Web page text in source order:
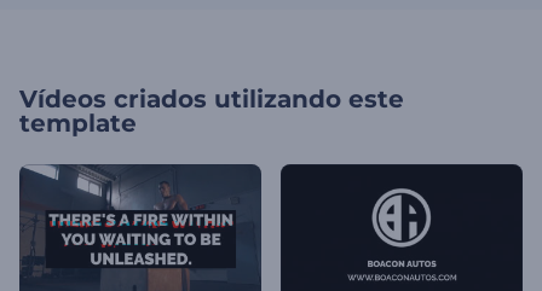
Vídeos criados utilizando este
template